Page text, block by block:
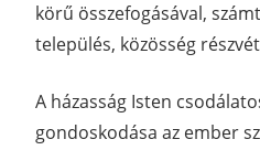
körű összefogásával,
település, közösség
A házasság Isten
gondoskodása az ember